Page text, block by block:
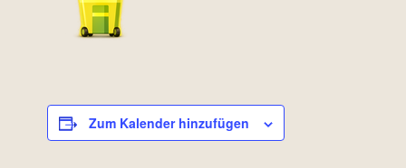
Zum Kalender hinzufügen